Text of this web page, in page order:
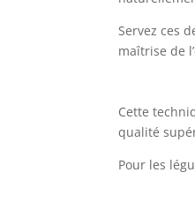
Servez ces
maîtrise de
Cette
qualité
Pour les